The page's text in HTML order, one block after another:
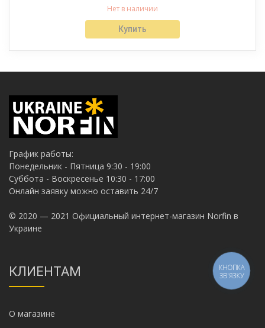
Нет в наличии
Купить
График работы:
Понедельник - Пятница 9:30 - 19:00
Суббота - Воскресенье 10:30 - 17:00
Онлайн заявку можно оставить 24/7
© 2020 — 2021 Официальный интернет-магазин Norfin в
Украине
КЛИЕНТАМ
О магазине
КНОПКА
ЗВ'ЯЗКУ